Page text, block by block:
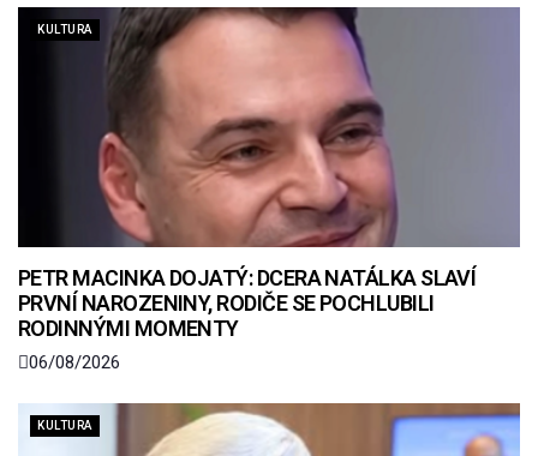
KULTURA
PETR MACINKA DOJATÝ: DCERA NATÁLKA SLAVÍ
PRVNÍ NAROZENINY, RODIČE SE POCHLUBILI
RODINNÝMI MOMENTY
06/08/2026
KULTURA